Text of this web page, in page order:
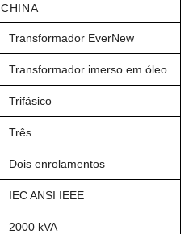
CHINA
Transformador EverNew
Transformador imerso em óleo
Trifásico
Três
Dois enrolamentos
IEC ANSI IEEE
2000 kVA